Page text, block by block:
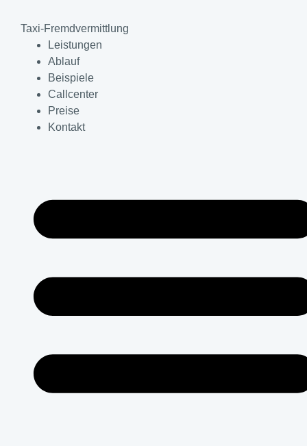
Taxi-Fremdvermittlung
Leistungen
Ablauf
Beispiele
Callcenter
Preise
Kontakt